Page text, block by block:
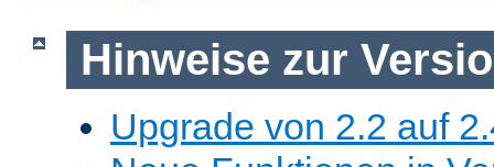
Hinweise zur
Upgrade von 2.2 auf